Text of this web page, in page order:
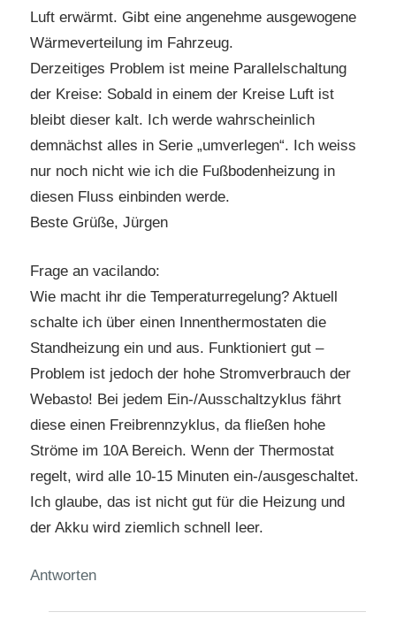
Luft erwärmt. Gibt eine angenehme ausgewogene
Wärmeverteilung im Fahrzeug.
Derzeitiges Problem ist meine Parallelschaltung
der Kreise: Sobald in einem der Kreise Luft ist
bleibt dieser kalt. Ich werde wahrscheinlich
demnächst alles in Serie „umverlegen“. Ich weiss
nur noch nicht wie ich die Fußbodenheizung in
diesen Fluss einbinden werde.
Beste Grüße, Jürgen
Frage an vacilando:
Wie macht ihr die Temperaturregelung? Aktuell
schalte ich über einen Innenthermostaten die
Standheizung ein und aus. Funktioniert gut –
Problem ist jedoch der hohe Stromverbrauch der
Webasto! Bei jedem Ein-/Ausschaltzyklus fährt
diese einen Freibrennzyklus, da fließen hohe
Ströme im 10A Bereich. Wenn der Thermostat
regelt, wird alle 10-15 Minuten ein-/ausgeschaltet.
Ich glaube, das ist nicht gut für die Heizung und
der Akku wird ziemlich schnell leer.
Antworten